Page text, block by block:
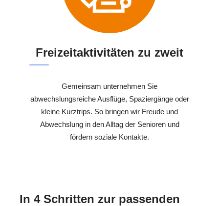
Freizeitaktivitäten zu zweit
Gemeinsam unternehmen Sie
abwechslungsreiche Ausflüge, Spaziergänge oder
kleine Kurztrips. So bringen wir Freude und
Abwechslung in den Alltag der Senioren und
fördern soziale Kontakte.
In 4 Schritten zur passenden